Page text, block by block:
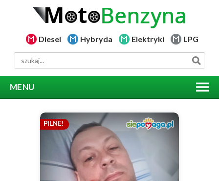
Diesel Hybryda Elektryki LPG
MENU